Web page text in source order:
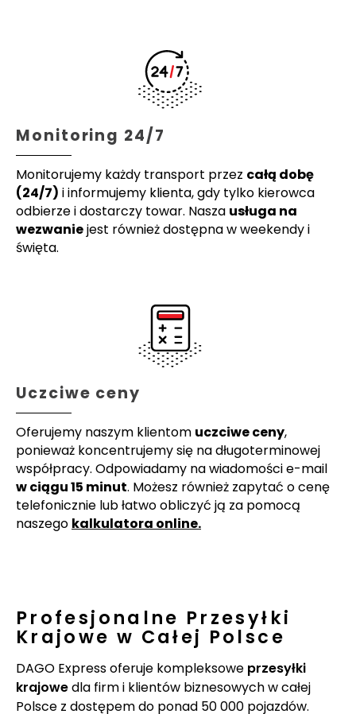
Monitoring 24/7
Monitorujemy każdy transport przez całą dobę
(24/7) i informujemy klienta, gdy tylko kierowca
odbierze i dostarczy towar. Nasza usługa na
wezwaniejest również dostępna w weekendy i
święta.
Uczciwe ceny
Oferujemy naszym klientom uczciwe ceny,
ponieważ koncentrujemy się na długoterminowej
współpracy. Odpowiadamy na wiadomości e-mail
w ciągu 15 minut. Możesz również zapytać o cenę
telefonicznie lub łatwo obliczyć ją za pomocą
naszego kalkulatora online.
Profesjonalne Przesyłki
Krajowe w Całej Polsce
DAGO Express oferuje kompleksowe przesyłki
krajowedla firm i klientów biznesowych w całej
Polsce z dostępem do ponad 50 000 pojazdów.